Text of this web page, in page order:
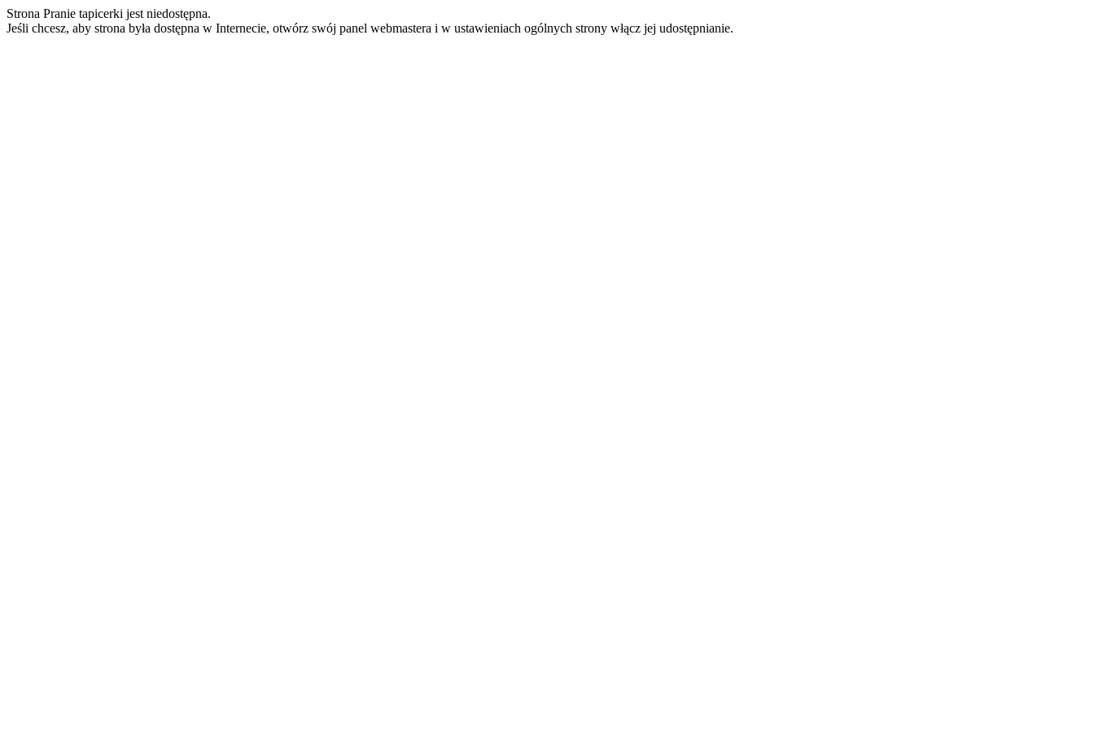
Strona Pranie tapicerki jest niedostępna.
Jeśli chcesz, aby strona była dostępna w Internecie, otwórz swój panel webmastera i w ustawieniach ogólnych strony włącz jej udostępnianie.